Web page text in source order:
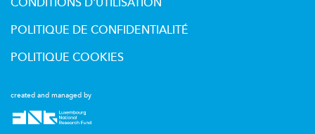
created and managed by
POLITIQUE DE CONFIDENTIALITÉ
POLITIQUE COOKIES